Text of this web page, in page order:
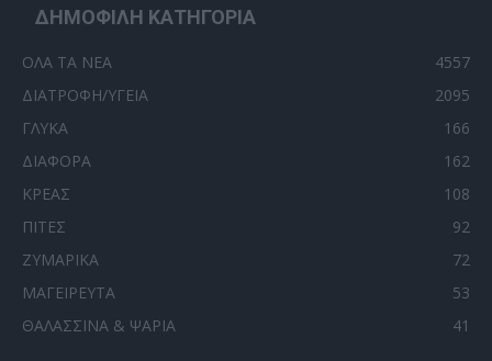
ΔΗΜΟΦΙΛΗ ΚΑΤΗΓΟΡΙΑ
ΟΛΑ ΤΑ ΝΕΑ
4557
ΔΙΑΤΡΟΦΗ/ΥΓΕΙΑ
2095
ΓΛΥΚΑ
166
ΔΙΑΦΟΡΑ
162
ΚΡΕΑΣ
108
ΠΙΤΕΣ
92
ΖΥΜΑΡΙΚΑ
72
ΜΑΓΕΙΡΕΥΤΑ
53
ΘΑΛΑΣΣΙΝΑ & ΨΑΡΙΑ
41